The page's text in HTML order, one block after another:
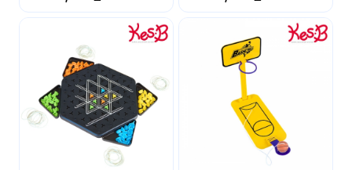
공지
사항
이벤
트